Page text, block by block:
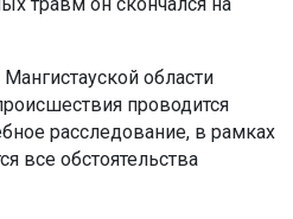
области
проводится
расследование, в рамках
все обстоятельства